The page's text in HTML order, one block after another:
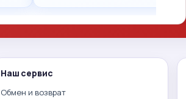
Наш сервис
Обмен и возврат